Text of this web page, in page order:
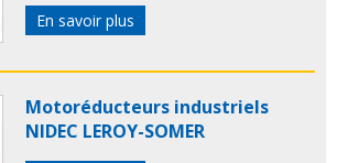
En savoir plus
Motoréducteurs industriels
NIDEC LEROY-SOMER